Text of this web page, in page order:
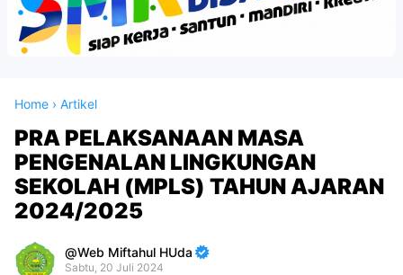
Home › Artikel
PRA PELAKSANAAN MASA
PENGENALAN LINGKUNGAN
SEKOLAH (MPLS) TAHUN AJARAN
2024/2025
Web Miftahul HUda
Sabtu, 20 Juli 2024